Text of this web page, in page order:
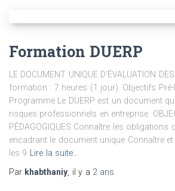
Formation DUERP
LE DOCUMENT UNIQUE D’ÉVALUATION
formation : 7 heures (1 jour). Objectifs Pré-
Programme Le DUERP est un document
risques professionnels en entreprise.
PÉDAGOGIQUES Connaître les obligations
encadrant le document unique Connaître
les 9 Lire la suite…
Par khabthaniy , il y a 2 ans